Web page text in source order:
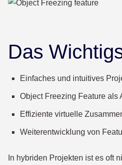
Das
Einfaches und intuitives
Object Freezing Feature als
Effiziente virtuelle
Weiterentwicklung von
In hybriden Projekten ist es oft